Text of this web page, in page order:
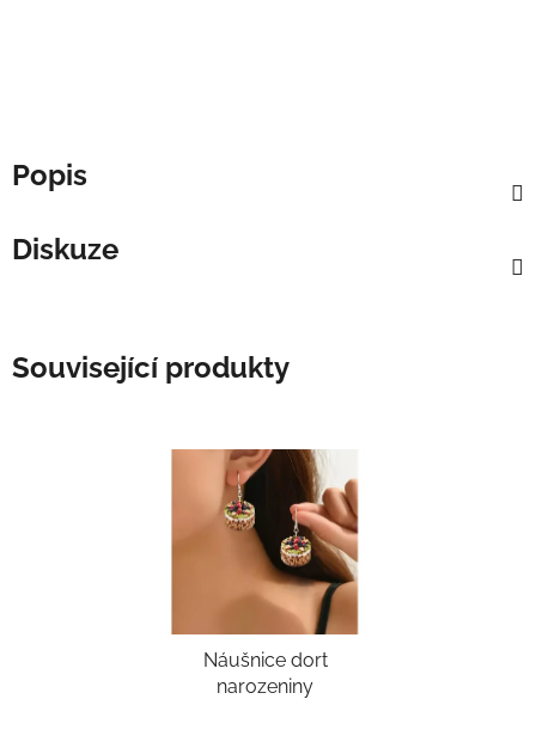
Popis
Diskuze
Související produkty
Náušnice dort
narozeniny